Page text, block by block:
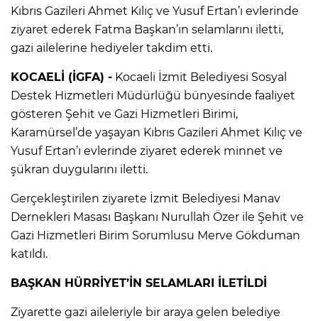
Kıbrıs Gazileri Ahmet Kılıç ve Yusuf Ertan’ı evlerinde
ziyaret ederek Fatma Başkan’ın selamlarını iletti,
gazi ailelerine hediyeler takdim etti.
KOCAELİ (İGFA) - Kocaeli İzmit Belediyesi Sosyal
Destek Hizmetleri Müdürlüğü bünyesinde faaliyet
gösteren Şehit ve Gazi Hizmetleri Birimi,
Karamürsel’de yaşayan Kıbrıs Gazileri Ahmet Kılıç ve
Yusuf Ertan’ı evlerinde ziyaret ederek minnet ve
şükran duygularını iletti.
Gerçekleştirilen ziyarete İzmit Belediyesi Manav
Dernekleri Masası Başkanı Nurullah Özer ile Şehit ve
Gazi Hizmetleri Birim Sorumlusu Merve Gökduman
katıldı.
BAŞKAN HÜRRİYET’İN SELAMLARI İLETİLDİ
Ziyarette gazi aileleriyle bir araya gelen belediye